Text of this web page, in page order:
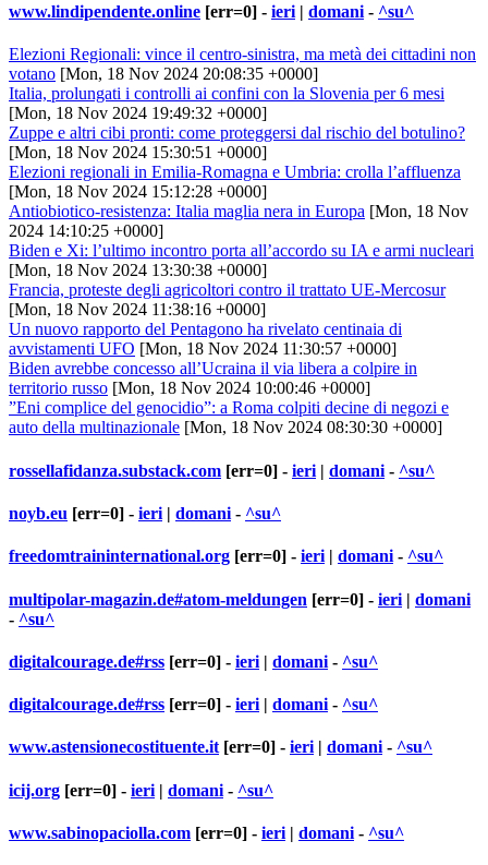
www.lindipendente.online [err=0] - ieri | domani - ^su^
Elezioni Regionali: vince il centro-sinistra, ma metà dei cittadini non
votano [Mon, 18 Nov 2024 20:08:35 +0000]
Italia, prolungati i controlli ai confini con la Slovenia per 6 mesi
[Mon, 18 Nov 2024 19:49:32 +0000]
Zuppe e altri cibi pronti: come proteggersi dal rischio del botulino?
[Mon, 18 Nov 2024 15:30:51 +0000]
Elezioni regionali in Emilia-Romagna e Umbria: crolla l’affluenza
[Mon, 18 Nov 2024 15:12:28 +0000]
Antiobiotico-resistenza: Italia maglia nera in Europa [Mon, 18 Nov
2024 14:10:25 +0000]
Biden e Xi: l’ultimo incontro porta all’accordo su IA e armi nucleari
[Mon, 18 Nov 2024 13:30:38 +0000]
Francia, proteste degli agricoltori contro il trattato UE-Mercosur
[Mon, 18 Nov 2024 11:38:16 +0000]
Un nuovo rapporto del Pentagono ha rivelato centinaia di
avvistamenti UFO [Mon, 18 Nov 2024 11:30:57 +0000]
Biden avrebbe concesso all’Ucraina il via libera a colpire in
territorio russo [Mon, 18 Nov 2024 10:00:46 +0000]
”Eni complice del genocidio”: a Roma colpiti decine di negozi e
auto della multinazionale [Mon, 18 Nov 2024 08:30:30 +0000]
rossellafidanza.substack.com [err=0] - ieri | domani - ^su^
noyb.eu [err=0] - ieri | domani - ^su^
freedomtraininternational.org [err=0] - ieri | domani - ^su^
multipolar-magazin.de#atom-meldungen [err=0] - ieri | domani
- ^su^
digitalcourage.de#rss [err=0] - ieri | domani - ^su^
digitalcourage.de#rss [err=0] - ieri | domani - ^su^
www.astensionecostituente.it [err=0] - ieri | domani - ^su^
icij.org [err=0] - ieri | domani - ^su^
www.sabinopaciolla.com [err=0] - ieri | domani - ^su^